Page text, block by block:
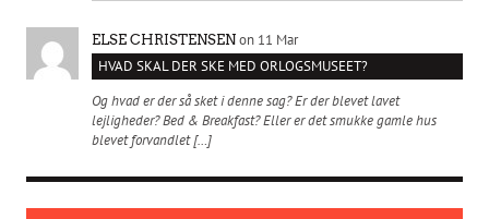
ELSE CHRISTENSEN on 11 Mar
HVAD SKAL DER SKE MED ORLOGSMUSEET?
Og hvad er der så sket i denne sag? Er der blevet lavet
lejligheder? Bed & Breakfast? Eller er det smukke gamle hus
blevet forvandlet […]